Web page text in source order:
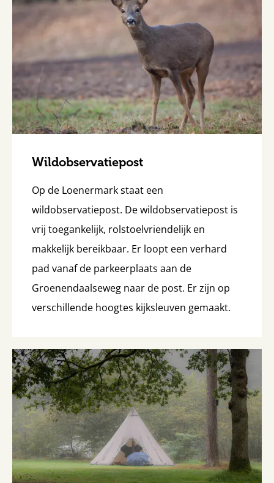
Wildobservatiepost
Op de Loenermark staat een
wildobservatiepost. De wildobservatiepost is
vrij toegankelijk, rolstoelvriendelijk en
makkelijk bereikbaar. Er loopt een verhard
pad vanaf de parkeerplaats aan de
Groenendaalseweg naar de post. Er zijn op
verschillende hoogtes kijksleuven gemaakt.